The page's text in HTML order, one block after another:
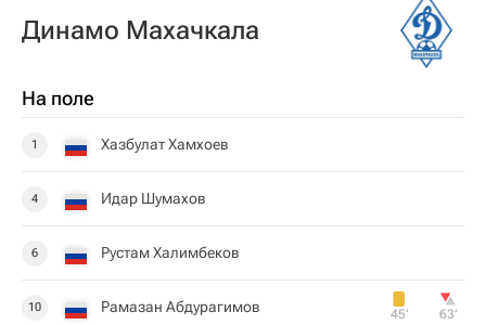
Динамо Махачкала
На поле
1 Хазбулат Хамхоев
4 Идар Шумахов
6 Рустам Халимбеков
10 Рамазан Абдурагимов 45‎’‎ 63‎’‎